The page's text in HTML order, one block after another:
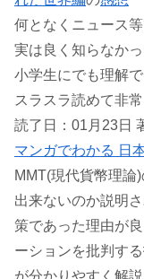
何となくニュース
実は良く知らなか
小学生にでも理解
スラスラ読めて非
読了日：01月23日
マンガでわかる 日
MMT(現代貨幣理論
出来ないのか説明
策であった理由が
ーションを批判す